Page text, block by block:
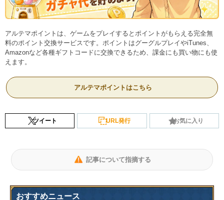
アルテマポイントは、ゲームをプレイするとポイントがもらえる完全無
料のポイント交換サービスです。ポイントはグーグルプレイやiTunes、
Amazonなど各種ギフトコードに交換できるため、課金にも買い物にも使
えます。
アルテマポイントはこちら
ツイート URL発行 お気に入り
記事について指摘する
おすすめニュース